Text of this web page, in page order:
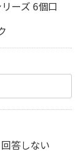
ーズ 6個口
回答しない